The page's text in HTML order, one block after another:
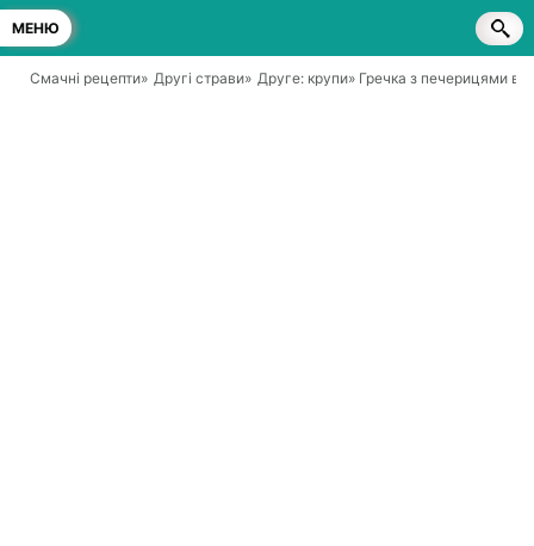
МЕНЮ
Смачні рецепти» Другі страви» Друге: крупи» Гречка з печерицями в